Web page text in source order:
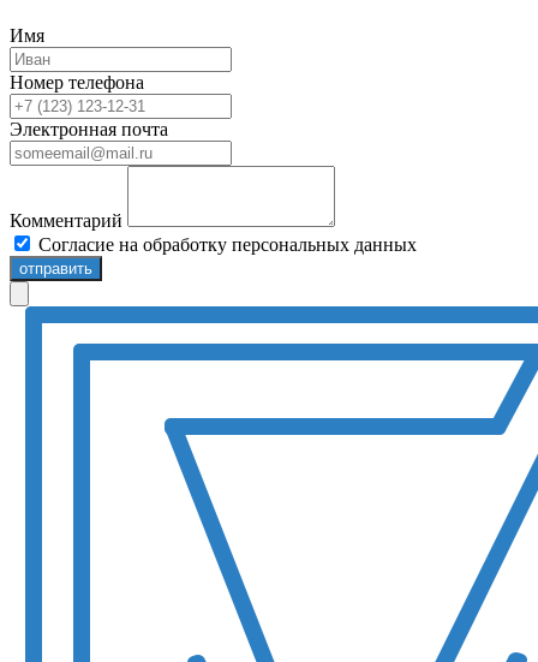
Имя
Номер телефона
Электронная почта
Комментарий
Согласие на обработку персональных данных
отправить